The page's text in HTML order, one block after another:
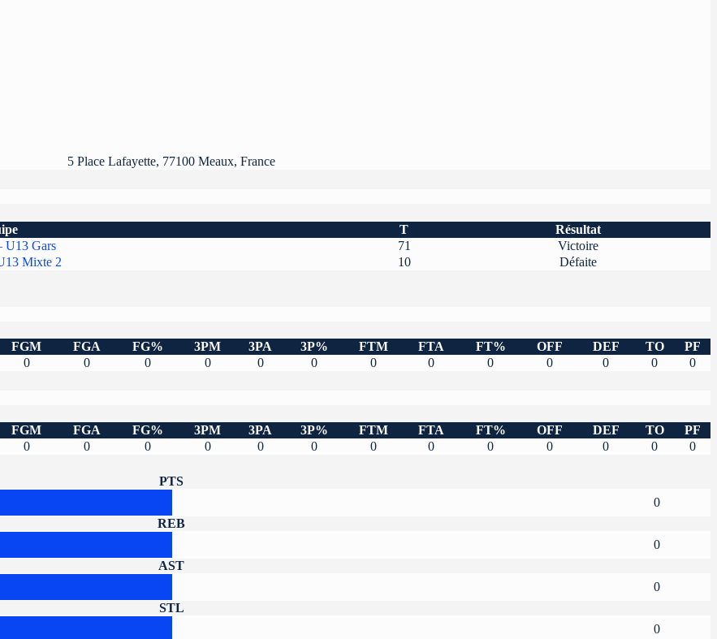
5 Place Lafayette, 77100 Meaux, France
T
Résultat
U13 Gars
71
Victoire
Mixte 2
10 Défaite
FGM FGA FG% 3PM 3PA 3P% FTM FTA FT% OFF DEF TO
PF
0 0 0 0 0 0 0 0 0 0 0 0 0
FGM FGA FG% 3PM 3PA 3P% FTM FTA FT% OFF DEF TO
PF
0 0 0 0 0 0 0 0 0 0 0 0 0
PTS
0
REB
0
AST
0
STL
0